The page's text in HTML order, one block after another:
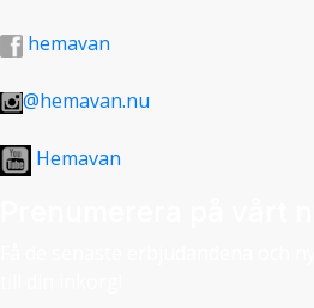
hemavan
@hemavan.nu
Hemavan